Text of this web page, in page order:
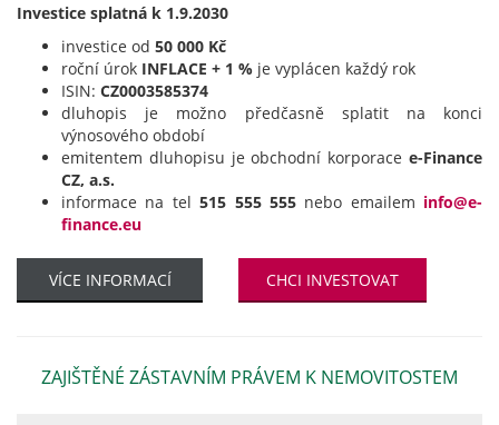
Investice splatná k 1.9.2030
investice od 50 000 Kč
roční úrok INFLACE + 1 % je vyplácen každý rok
ISIN: CZ0003585374
dluhopis je možno předčasně splatit na konci
výnosového období
emitentem dluhopisu je obchodní korporace e-Finance
CZ, a.s.
informace na tel515 555 555nebo emailem info@e-
finance.eu
VÍCE INFORMACÍ CHCI INVESTOVAT
ZAJIŠTĚNÉ ZÁSTAVNÍM PRÁVEM K NEMOVITOSTEM